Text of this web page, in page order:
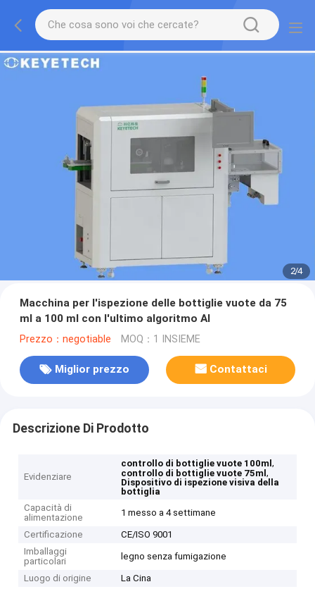
2/4
Macchina per l'ispezione delle bottiglie vuote da 75
ml a 100 ml con l'ultimo algoritmo AI
Prezzo：negotiable MOQ：1 INSIEME
Miglior prezzo Contattaci
Descrizione Di Prodotto
Evidenziare
controllo di bottiglie vuote 100ml,
controllo di bottiglie vuote 75ml,
Dispositivo di ispezione visiva della
bottiglia
Capacità di
alimentazione
1 messo a 4 settimane
Certificazione
CE/ISO 9001
Imballaggi
particolari
legno senza fumigazione
Luogo di origine
La Cina